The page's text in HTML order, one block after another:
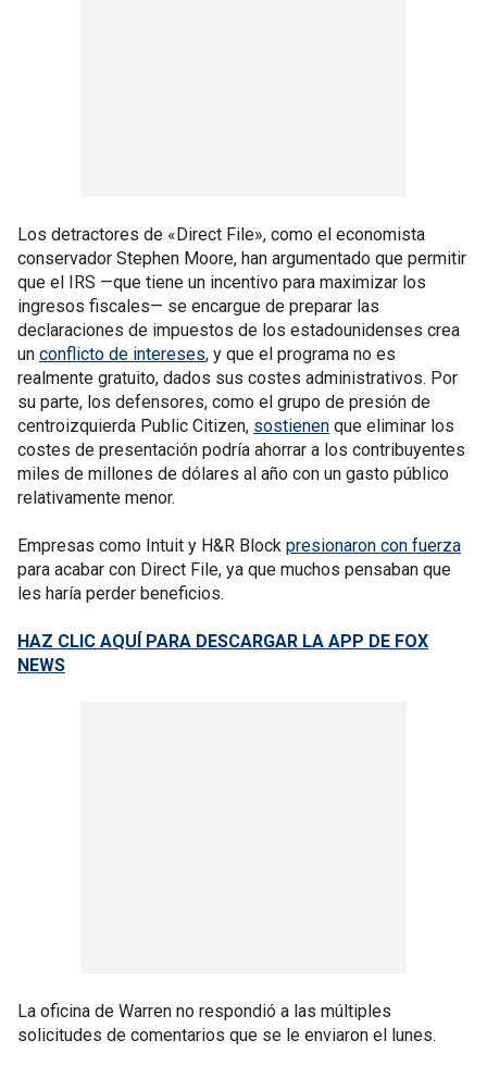
Los detractores de «Direct File», como el economista
conservador Stephen Moore, han argumentado que permitir
que el IRS —que tiene un incentivo para maximizar los
ingresos fiscales— se encargue de preparar las
declaraciones de impuestos de los estadounidenses crea
un conflicto de intereses, y que el programa no es
realmente gratuito, dados sus costes administrativos. Por
su parte, los defensores, como el grupo de presión de
centroizquierda Public Citizen, sostienen que eliminar los
costes de presentación podría ahorrar a los contribuyentes
miles de millones de dólares al año con un gasto público
relativamente menor.
Empresas como Intuit y H&R Block presionaron con fuerza
para acabar con Direct File, ya que muchos pensaban que
les haría perder beneficios.
HAZ CLIC AQUÍ PARA DESCARGAR LA APP DE FOX
NEWS
La oficina de Warren no respondió a las múltiples
solicitudes de comentarios que se le enviaron el lunes.